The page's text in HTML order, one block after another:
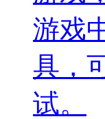
游戏
具，
试。